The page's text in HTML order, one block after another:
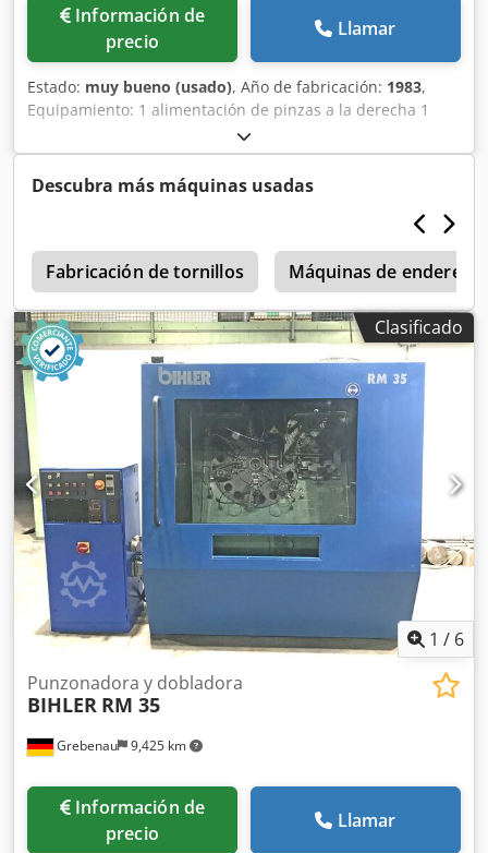
Información de
precio
Llamar
Estado: muy bueno (usado), Año de fabricación: 1983,
Equipamiento: 1 alimentación de pinzas a la derecha 1
prensa excéntrica de dos puntos 250 kN 5 unidades de
corredera Área de trabajo: Dodsvuzvdspfx Ahujck Diámetro
del alambre: 1,5 - 5,0 mm Anchura de banda: máx. 50 mm
Longitud de avance: máx. 200 mm Rendimiento: máx. 450
Descubra más máquinas usadas
Fabricación de tornillos Máquinas de
Clasificado
1 / 6
Grebenau 9,425 km
Punzonadora y dobladora
BIHLER RM 35
Información de
precio
Llamar